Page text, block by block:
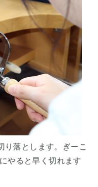
り落とします。ぎーこ
やると早く切れます